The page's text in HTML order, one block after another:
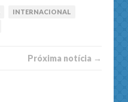
INTERNACIONAL
Próxima notí­­cia →